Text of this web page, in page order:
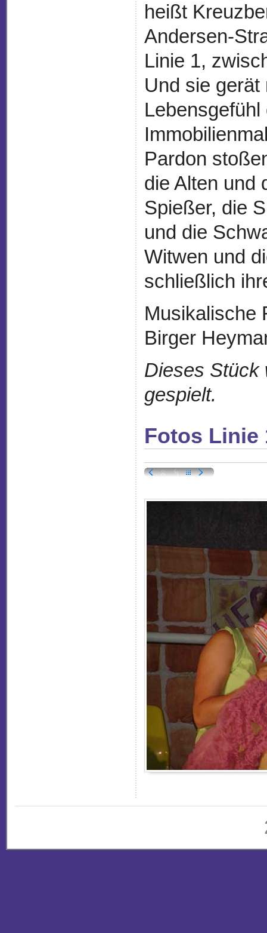
heißt
Andersen-
Linie 1,
Und sie
Pardon
die Alten und
Spießer, die
und die
Witwen und
schließlich
Musikalische
Birger
Dieses Stück
gespielt.
Fotos Linie